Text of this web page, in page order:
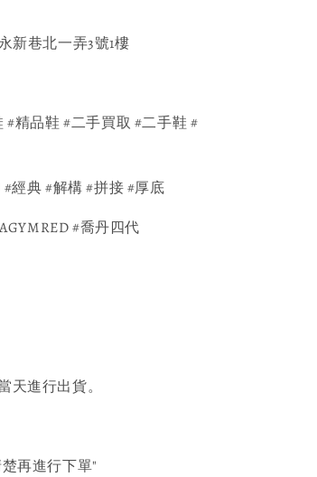
新巷北一弄3號1樓
#精品鞋 #二手買取 #二手鞋 #
經典 #解構 #拼接 #厚底
#喬丹四代
天進行出貨。
再進行下單"